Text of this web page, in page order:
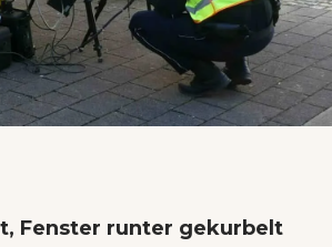
Fenster runter gekurbelt